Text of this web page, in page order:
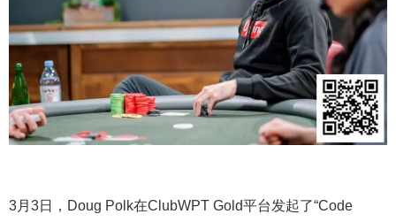
3月3日，Doug Polk在ClubWPT Gold平台发起了“Code